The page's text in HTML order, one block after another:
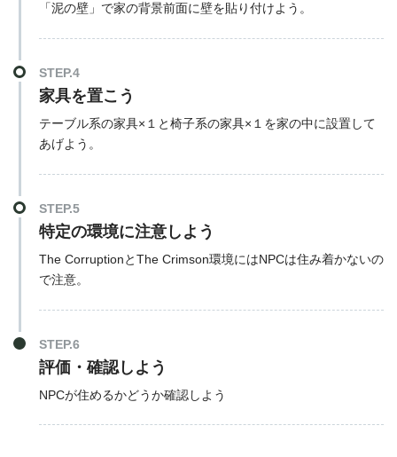
「泥の壁」で家の背景前面に壁を貼り付けよう。
STEP.4
家具を置こう
テーブル系の家具×１と椅子系の家具×１を家の中に設置して
あげよう。
STEP.5
特定の環境に注意しよう
The CorruptionとThe Crimson環境にはNPCは住み着かないの
で注意。
STEP.6
評価・確認しよう
NPCが住めるかどうか確認しよう